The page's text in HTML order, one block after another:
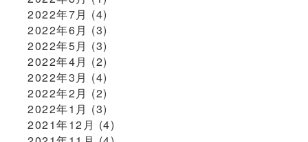
2022年7月 (4)
2022年6月 (3)
2022年5月 (3)
2022年4月 (2)
2022年3月 (4)
2022年2月 (2)
2022年1月 (3)
2021年12月 (4)